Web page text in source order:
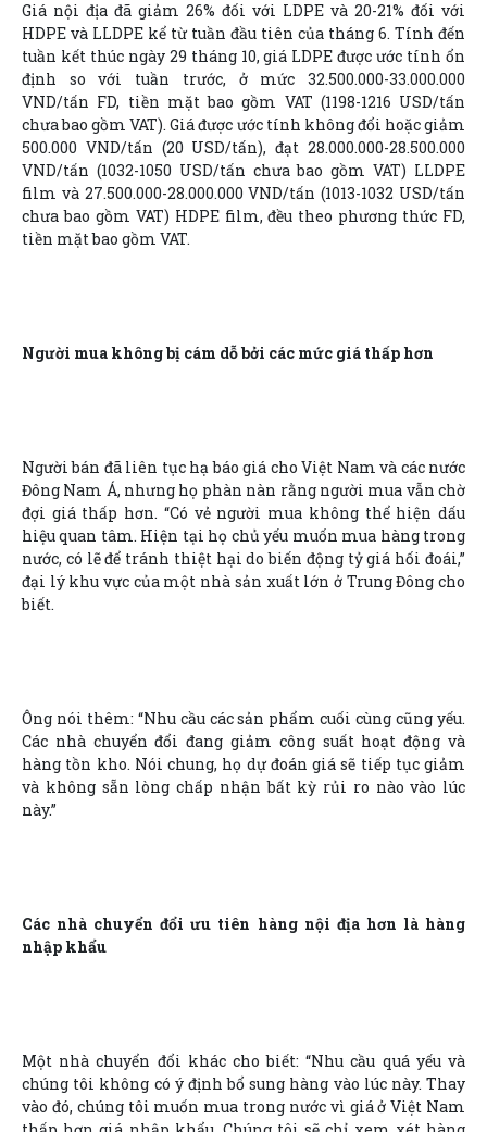
Giá nội địa đã giảm 26% đối với LDPE và 20-21% đối với
HDPE và LLDPE kể từ tuần đầu tiên của tháng 6. Tính đến
tuần kết thúc ngày 29 tháng 10, giá LDPE được ước tính ổn
định so với tuần trước, ở mức 32.500.000-33.000.000
VND/tấn FD, tiền mặt bao gồm VAT (1198-1216 USD/tấn
chưa bao gồm VAT). Giá được ước tính không đổi hoặc giảm
500.000 VND/tấn (20 USD/tấn), đạt 28.000.000-28.500.000
VND/tấn (1032-1050 USD/tấn chưa bao gồm VAT) LLDPE
film và 27.500.000-28.000.000 VND/tấn (1013-1032 USD/tấn
chưa bao gồm VAT) HDPE film, đều theo phương thức FD,
tiền mặt bao gồm VAT.
Người mua không bị cám dỗ bởi các mức giá thấp hơn
Người bán đã liên tục hạ báo giá cho Việt Nam và các nước
Đông Nam Á, nhưng họ phàn nàn rằng người mua vẫn chờ
đợi giá thấp hơn. “Có vẻ người mua không thể hiện dấu
hiệu quan tâm. Hiện tại họ chủ yếu muốn mua hàng trong
nước, có lẽ để tránh thiệt hại do biến động tỷ giá hối đoái,”
đại lý khu vực của một nhà sản xuất lớn ở Trung Đông cho
biết.
Ông nói thêm: “Nhu cầu các sản phẩm cuối cùng cũng yếu.
Các nhà chuyển đổi đang giảm công suất hoạt động và
hàng tồn kho. Nói chung, họ dự đoán giá sẽ tiếp tục giảm
và không sẵn lòng chấp nhận bất kỳ rủi ro nào vào lúc
này.”
Các nhà chuyển đổi ưu tiên hàng nội địa hơn là hàng
nhập khẩu
Một nhà chuyển đổi khác cho biết: “Nhu cầu quá yếu và
chúng tôi không có ý định bổ sung hàng vào lúc này. Thay
vào đó, chúng tôi muốn mua trong nước vì giá ở Việt Nam